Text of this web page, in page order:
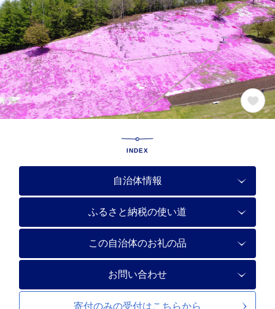
INDEX
自治体情報
ふるさと納税の使い道
この自治体のお礼の品
お問い合わせ
寄付のみの受付はこちらから